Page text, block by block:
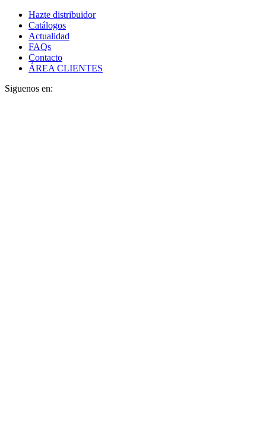
Hazte distribuidor
Catálogos
Actualidad
FAQs
Contacto
ÁREA CLIENTES
Siguenos en: